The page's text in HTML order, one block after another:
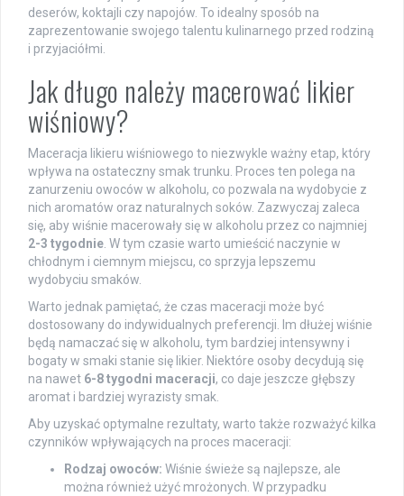
deserów, koktajli czy napojów. To idealny sposób na
zaprezentowanie swojego talentu kulinarnego przed rodziną
i przyjaciółmi.
Jak długo należy macerować likier
wiśniowy?
Maceracja likieru wiśniowego to niezwykle ważny etap, który
wpływa na ostateczny smak trunku. Proces ten polega na
zanurzeniu owoców w alkoholu, co pozwala na wydobycie z
nich aromatów oraz naturalnych soków. Zazwyczaj zaleca
się, aby wiśnie macerowały się w alkoholu przez co najmniej
2-3 tygodnie . W tym czasie warto umieścić naczynie w
chłodnym i ciemnym miejscu, co sprzyja lepszemu
wydobyciu smaków.
Warto jednak pamiętać, że czas maceracji może być
dostosowany do indywidualnych preferencji. Im dłużej wiśnie
będą namaczać się w alkoholu, tym bardziej intensywny i
bogaty w smaki stanie się likier. Niektóre osoby decydują się
na nawet 6-8 tygodni maceracji, co daje jeszcze głębszy
aromat i bardziej wyrazisty smak.
Aby uzyskać optymalne rezultaty, warto także rozważyć kilka
czynników wpływających na proces maceracji:
Rodzaj owoców: Wiśnie świeże są najlepsze, ale
można również użyć mrożonych. W przypadku